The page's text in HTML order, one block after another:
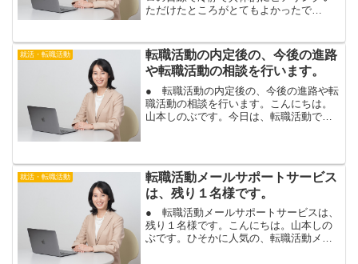
ただけたところがとてもよかったで
０代女性のお客様から、転職相談のご感
想を頂きました。複数の職場...
就活・転職活動
転職活動の内定後の、今後の進路
や転職活動の相談を行います。
● 転職活動の内定後の、今後の進路や転
職活動の相談を行います。こんにちは。
山本しのぶです。今日は、転職活動で内
職活動で内定をとるアド...
就活・転職活動
転職活動メールサポートサービス
は、残り１名様です。
● 転職活動メールサポートサービスは、
残り１名様です。こんにちは。山本しの
ぶです。ひそかに人気の、転職活動メー